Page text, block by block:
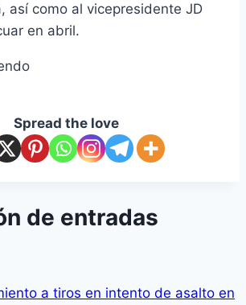
así como al vicepresidente JD
en abril.
Spread the love
de entradas
a tiros en intento de asalto en